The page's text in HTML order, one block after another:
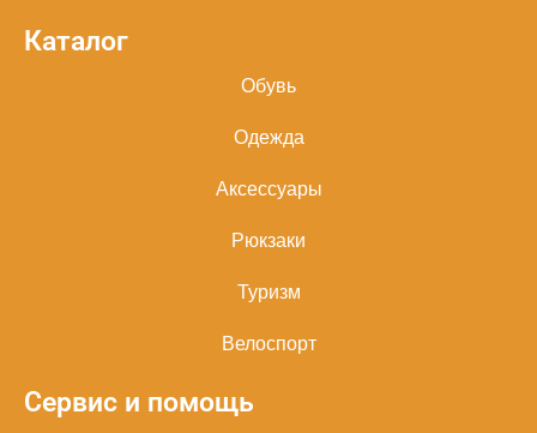
Каталог
Обувь
Одежда
Аксессуары
Рюкзаки
Туризм
Велоспорт
Сервис и помощь